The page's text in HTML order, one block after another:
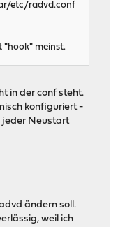
etc/radvd.conf
"hook" meinst.
in der conf steht.
konfiguriert -
jeder Neustart
ändern soll.
weil ich